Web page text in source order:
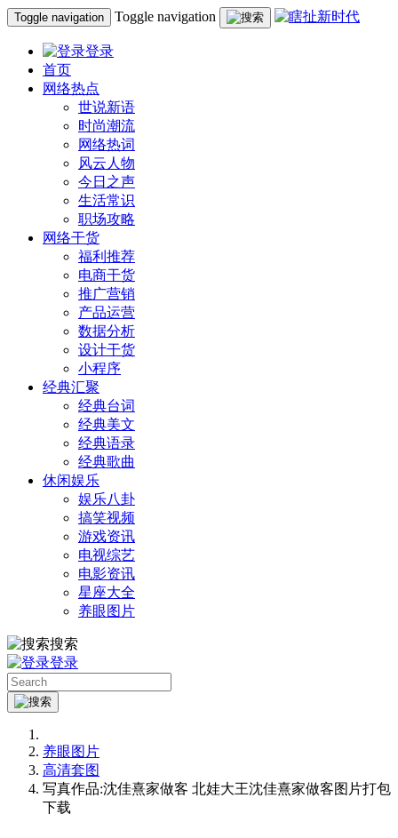
Toggle navigation Toggle navigation
登录
首页
网络热点
世说新语
时尚潮流
网络热词
风云人物
今日之声
生活常识
职场攻略
网络干货
福利推荐
电商干货
推广营销
产品运营
数据分析
设计干货
小程序
经典汇聚
经典台词
经典美文
经典语录
经典歌曲
休闲娱乐
娱乐八卦
搞笑视频
游戏资讯
电视综艺
电影资讯
星座大全
养眼图片
搜索
登录
养眼图片
高清套图
写真作品:沈佳熹家做客 北娃大王沈佳熹家做客图片打包
下载